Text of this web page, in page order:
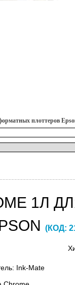
плоттеров
1Л
(КОД:
Ink-Mate